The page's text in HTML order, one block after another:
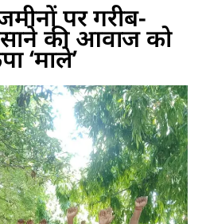
पर गरीब-
की आवाज को
‘माले’